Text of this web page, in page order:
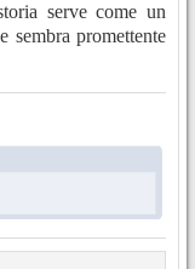
serve come un
sembra promettente